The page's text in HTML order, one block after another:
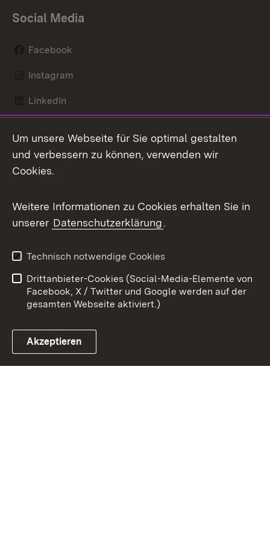
Social Media
Facebook
Instagram
LinkedIn
X / Twitter
Youtube
Link zum Landesportal
Kontakt
Datenschutz
Barrierefreiheit
Impressum
Cookies
Um unsere Webseite für Sie optimal gestalten
und verbessern zu können, verwenden wir
Cookies.
Weitere Informationen zu Cookies erhalten Sie in
unserer Datenschutzerklärung.
Technisch notwendige Cookies
Drittanbieter-Cookies (Social-Media-Elemente von
Facebook, X / Twitter und Google werden auf der
gesamten Webseite aktiviert.)
Akzeptieren